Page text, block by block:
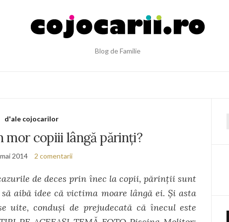
Blog de Familie
d'ale cojocarilor
mor copiii lângă părinţi?
2014 2 comentarii
de deces prin înec la copii, părinţii sunt
aibă idee că victima moare lângă ei. Şi asta
uite, conduşi de prejudecată că înecul este